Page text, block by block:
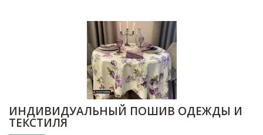
ИНДИВИДУАЛЬНЫЙ ПОШИВ ОДЕЖДЫ И
ТЕКСТИЛЯ